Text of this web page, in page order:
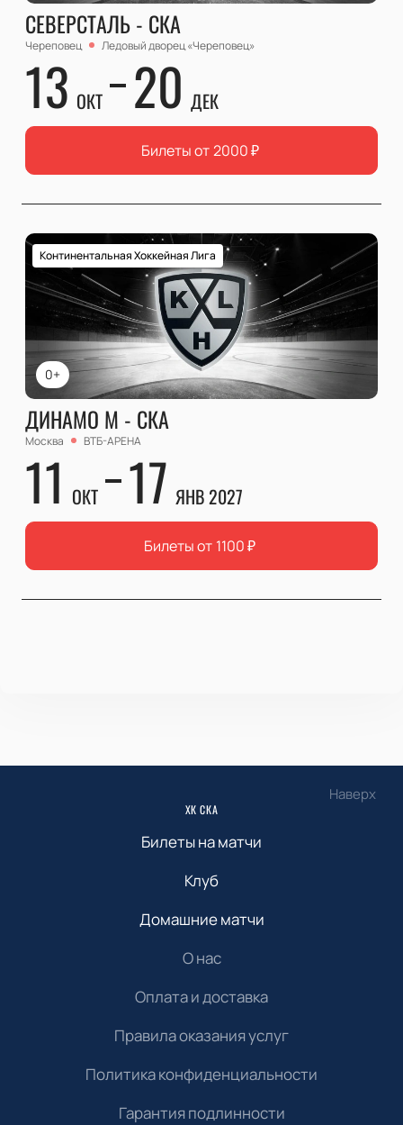
СЕВЕРСТАЛЬ - СКА
Череповец Ледовый дворец «Череповец»
13 ОКТ 20 ДЕК
Билеты от 2000₽
0+
Континентальная Хоккейная Лига
ДИНАМО М - СКА
Москва ВТБ-АРЕНА
11 ОКТ 17 ЯНВ 2027
Билеты от 1100₽
Наверх
ХК СКА
Билеты на матчи
Клуб
Домашние матчи
О нас
Оплата и доставка
Правила оказания услуг
Политика конфиденциальности
Гарантия подлинности